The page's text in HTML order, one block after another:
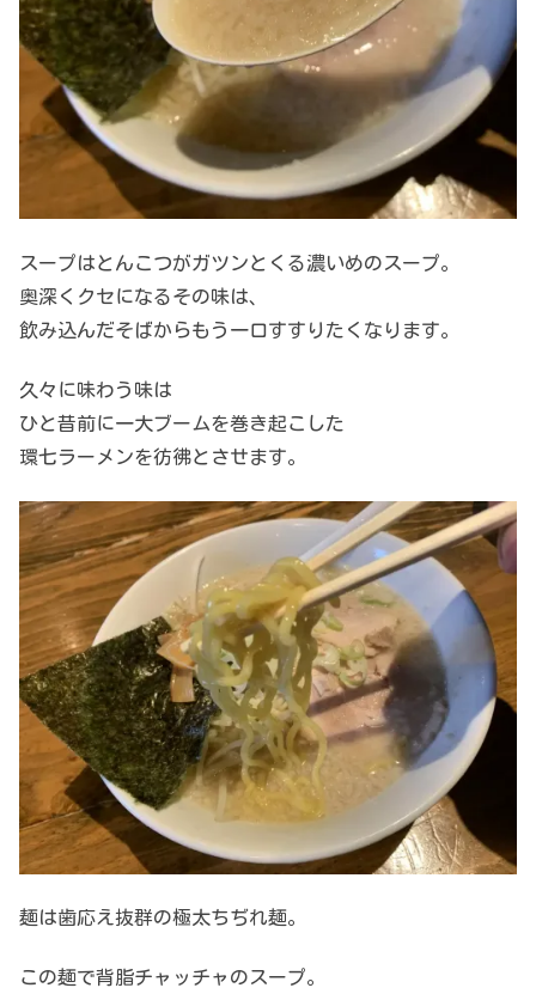
スープはとんこつがガツンとくる濃いめのスープ。
奥深くクセになるその味は、
飲み込んだそばからもう一口すすりたくなります。
久々に味わう味は
ひと昔前に一大ブームを巻き起こした
環七ラーメンを彷彿とさせます。
麺は歯応え抜群の極太ちぢれ麺。
この麺で背脂チャッチャのスープ。